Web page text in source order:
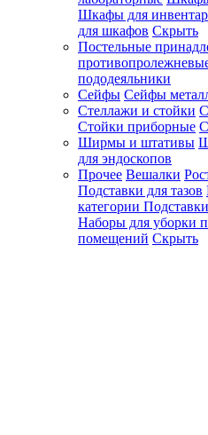
Шкафы для
для шкафов Скрыть
Постельные
пододеяльники
Сейфы Сейфы
Стеллажи и стойки
Стойки приборные
Ширмы и штативы
для эндоскопов
Прочее Вешалки
Подставки для тазов
категории
Наборы для уборки
помещений Скрыть